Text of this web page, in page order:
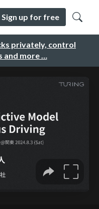
privately, control
and more …
Sign up for free